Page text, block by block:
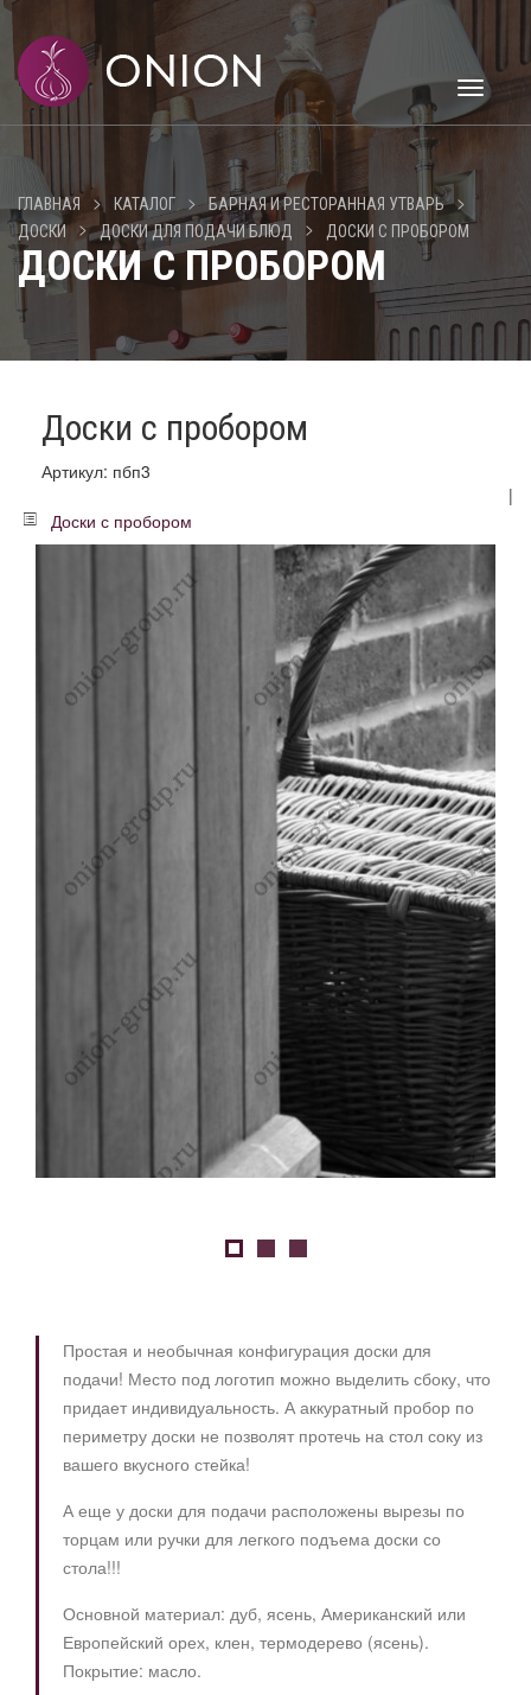
Toggle
ГЛАВНАЯ > КАТАЛОГ > БАРНАЯ И РЕСТОРАННАЯ УТВАРЬ >
ДОСКИ > ДОСКИ ДЛЯ ПОДАЧИ БЛЮД > ДОСКИ С ПРОБОРОМ
ДОСКИ С ПРОБОРОМ
Доски с пробором
Артикул: пбп3
|
Доски с пробором
Простая и необычная конфигурация доски для
подачи! Место под логотип можно выделить сбоку, что
придает индивидуальность. А аккуратный пробор по
периметру доски не позволят протечь на стол соку из
вашего вкусного стейка!
А еще у доски для подачи расположены вырезы по
торцам или ручки для легкого подъема доски со
стола!!!
Основной материал: дуб, ясень, Американский или
Европейский орех, клен, термодерево (ясень).
Покрытие: масло.